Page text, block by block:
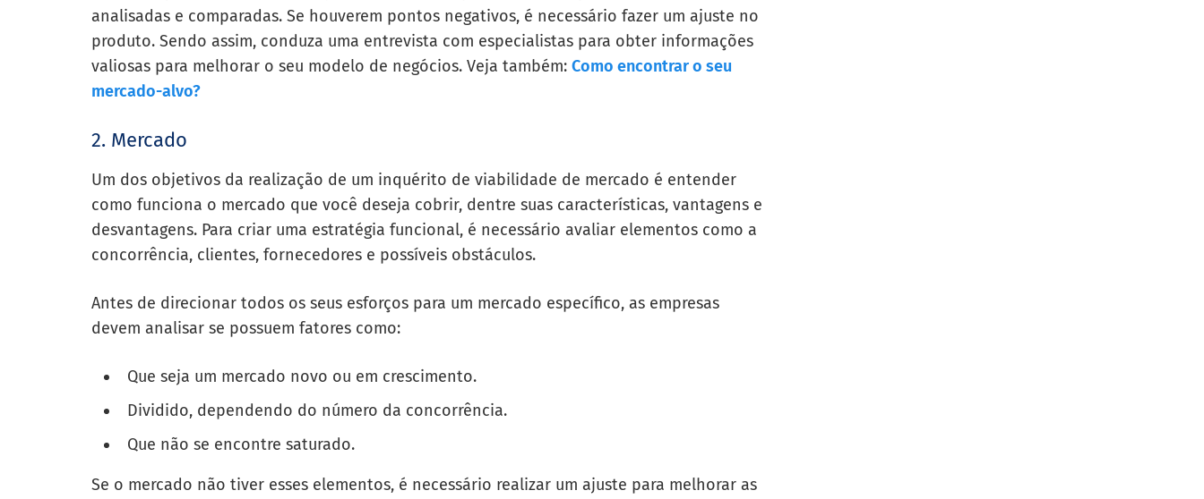
analisadas e comparadas. Se houverem pontos negativos, é necessário fazer um ajuste no
produto. Sendo assim, conduza uma entrevista com especialistas para obter informações
valiosas para melhorar o seu modelo de negócios. Veja também: Como encontrar o seu
mercado-alvo?
2. Mercado
Um dos objetivos da realização de um inquérito de viabilidade de mercado é entender
como funciona o mercado que você deseja cobrir, dentre suas características, vantagens e
desvantagens. Para criar uma estratégia funcional, é necessário avaliar elementos como a
concorrência, clientes, fornecedores e possíveis obstáculos.
Antes de direcionar todos os seus esforços para um mercado específico, as empresas
devem analisar se possuem fatores como:
Que seja um mercado novo ou em crescimento.
Dividido, dependendo do número da concorrência.
Que não se encontre saturado.
Se o mercado não tiver esses elementos, é necessário realizar um ajuste para melhorar as